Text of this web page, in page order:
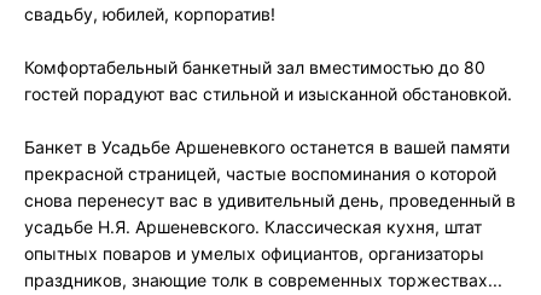
свадьбу, юбилей, корпоратив!
Комфортабельный банкетный зал вместимостью до 80
гостей порадуют вас стильной и изысканной обстановкой.
Банкет в Усадьбе Аршеневкого останется в вашей памяти
прекрасной страницей, частые воспоминания о которой
снова перенесут вас в удивительный день, проведенный в
усадьбе Н.Я. Аршеневского. Классическая кухня, штат
опытных поваров и умелых официантов, организаторы
праздников, знающие толк в современных торжествах...